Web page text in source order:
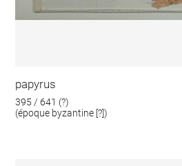
papyrus
395 / 641 (?)
(époque byzantine [?])